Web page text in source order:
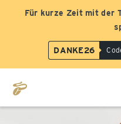
Für kurze Zeit mit der
DANKE26